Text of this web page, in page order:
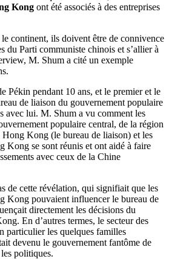
Kong ont été associés à des entreprises
continent, ils doivent être de connivence
du Parti communiste chinois et s’allier à
M. Shum a cité un exemple
Pékin pendant 10 ans, et le premier et le
de liaison du gouvernement populaire
avec lui. M. Shum a vu comment les
populaire central, de la région
Kong (le bureau de liaison) et les
Kong se sont réunis et ont aidé à faire
avec ceux de la Chine
de cette révélation, qui signifiait que les
Kong pouvaient influencer le bureau de
directement les décisions du
En d’autres termes, le secteur des
particulier les quelques familles
devenu le gouvernement fantôme de
politiques.